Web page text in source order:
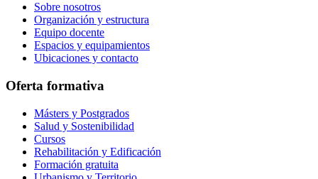
Sobre nosotros
Organización y estructura
Equipo docente
Espacios y equipamientos
Ubicaciones y contacto
Oferta formativa
Másters y Postgrados
Salud y Sostenibilidad
Cursos
Rehabilitación y Edificación
Formación gratuita